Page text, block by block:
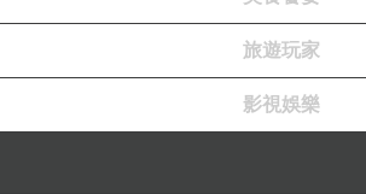
旅遊玩家
影視娛樂